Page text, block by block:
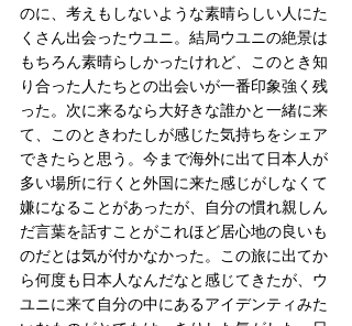
のに、考えもしないような素晴らしい人にた
くさん出会ったウユニ。結局ウユニの絶景は
もちろん素晴らしかったけれど、このとき知
り合った人たちとの出会いが一番印象強く残
った。次に来るなら大好きな誰かと一緒に来
て、このときわたしが感じた気持ちをシェア
できたらと思う。今まで海外に出て日本人が
多い場所に行くと外国に来た感じがしなくて
嫌になることがあったが、自分の慣れ親しん
だ言葉を話すことがこれほど居心地の良いも
のだとは気が付かなかった。この旅に出てか
ら何度も日本人なんだなと感じてきたが、ウ
ユニに来て自分の中にあるアイデンティみた